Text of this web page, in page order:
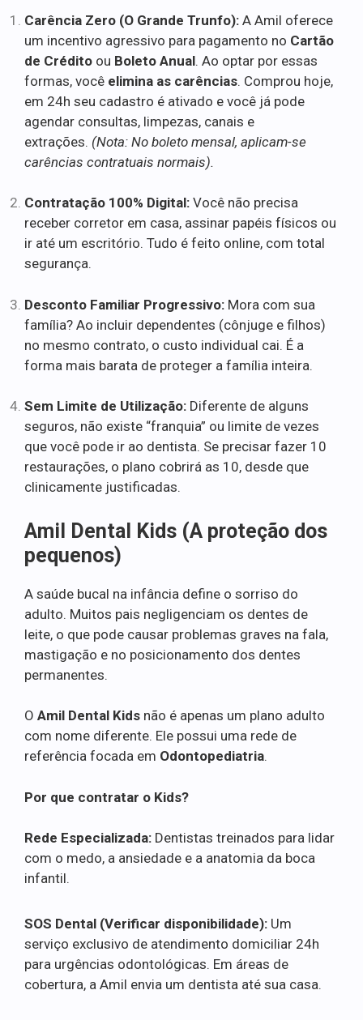
Carência Zero (O Grande Trunfo): A Amil oferece
um incentivo agressivo para pagamento no Cartão
de Crédito ou Boleto Anual. Ao optar por essas
formas, você elimina as carências. Comprou hoje,
em 24h seu cadastro é ativado e você já pode
agendar consultas, limpezas, canais e
extrações. (Nota: No boleto mensal, aplicam-se
carências contratuais normais).
Contratação 100% Digital: Você não precisa
receber corretor em casa, assinar papéis físicos ou
ir até um escritório. Tudo é feito online, com total
segurança.
Desconto Familiar Progressivo: Mora com sua
família? Ao incluir dependentes (cônjuge e filhos)
no mesmo contrato, o custo individual cai. É a
forma mais barata de proteger a família inteira.
Sem Limite de Utilização: Diferente de alguns
seguros, não existe “franquia” ou limite de vezes
que você pode ir ao dentista. Se precisar fazer 10
restaurações, o plano cobrirá as 10, desde que
clinicamente justificadas.
Amil Dental Kids (A proteção dos
pequenos)
A saúde bucal na infância define o sorriso do
adulto. Muitos pais negligenciam os dentes de
leite, o que pode causar problemas graves na fala,
mastigação e no posicionamento dos dentes
permanentes.
O Amil Dental Kids não é apenas um plano adulto
com nome diferente. Ele possui uma rede de
referência focada em Odontopediatria.
Por que contratar o Kids?
Rede Especializada: Dentistas treinados para lidar
com o medo, a ansiedade e a anatomia da boca
infantil.
SOS Dental (Verificar disponibilidade): Um
serviço exclusivo de atendimento domiciliar 24h
para urgências odontológicas. Em áreas de
cobertura, a Amil envia um dentista até sua casa.